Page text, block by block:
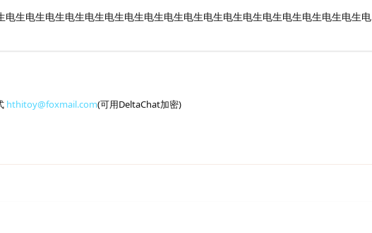
电生电生电生电生电生电生电生电生电生电生电生电生电生电生电生电生电生电生电
hthitoy@foxmail.com(可用DeltaChat加密)